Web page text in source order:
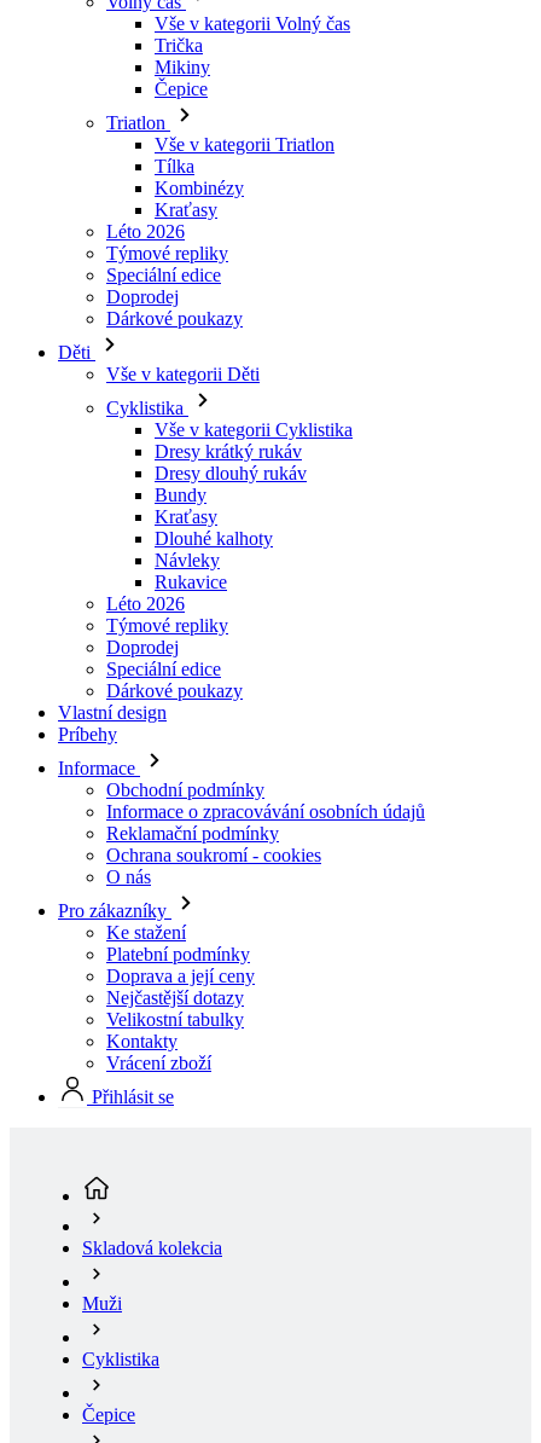
Triatlon
Vše v kategorii Triatlon
Tílka
Kombinézy
Kraťasy
Léto 2026
Týmové repliky
Speciální edice
Doprodej
Dárkové poukazy
Děti
Vše v kategorii Děti
Cyklistika
Vše v kategorii Cyklistika
Dresy dlouhý rukáv
Bundy
Kraťasy
Dlouhé kalhoty
Návleky
Rukavice
Léto 2026
Týmové repliky
Doprodej
Speciální edice
Dárkové poukazy
Vlastní design
Príbehy
Informace
Obchodní podmínky
Informace o zpracovávání osobních údajů
Reklamační podmínky
Ochrana soukromí - cookies
O nás
Pro zákazníky
Ke stažení
Platební podmínky
Doprava a její ceny
Nejčastější dotazy
Velikostní tabulky
Kontakty
Vrácení zboží
Přihlásit se
Muži
Cyklistika
Čepice
GBCT Z | Čepice letní
SLEVA 50%